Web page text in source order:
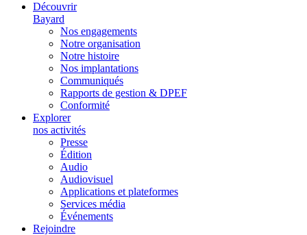
Découvrir
Bayard
Nos engagements
Notre organisation
Notre histoire
Nos implantations
Communiqués
Rapports de gestion & DPEF
Conformité
Explorer
nos activités
Presse
Édition
Audio
Audiovisuel
Applications et plateformes
Services média
Événements
Rejoindre